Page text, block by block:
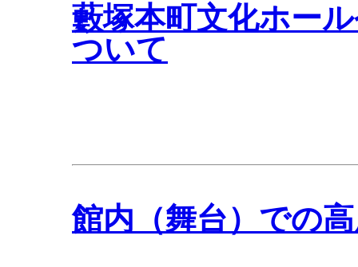
藪塚本町文化ホー
ついて
館内（舞台）での